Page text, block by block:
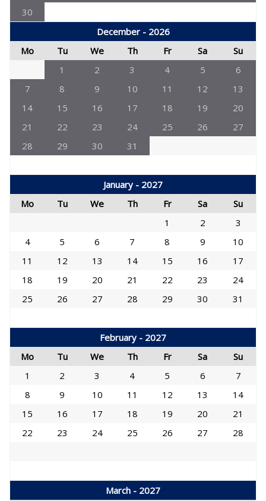
30
December - 2026
Mo
Tu We Th Fr Sa
Su
1
2 3 4 5
6
7
8 9 10 11 12
13
14
15 16 17 18 19
20
21
22 23 24 25 26
27
28
29 30 31
January - 2027
Mo
Tu We Th Fr Sa
Su
1
2
3
4
5 6 7 8 9
10
11
12 13 14 15 16
17
18
19 20 21 22 23
24
25
26 27 28 29 30 31
February - 2027
Mo
Tu We Th Fr Sa
Su
1
2 3 4 5 6
7
8
9 10 11 12 13
14
15
16 17 18 19 20
21
22
23 24 25 26 27 28
March - 2027